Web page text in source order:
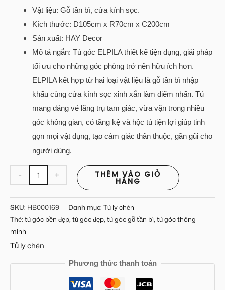
Vật liệu: Gỗ tần bì, cửa kính sọc.
Kích thước: D105cm x R70cm x C200cm
Sản xuất: HAY Decor
Mô tả ngắn: Tủ góc ELPILA thiết kế tiện dụng, giải pháp
tối ưu cho những góc phòng trở nên hữu ích hơn.
ELPILA kết hợp từ hai loại vật liệu là gỗ tần bì nhập
khẩu cùng cửa kính sọc xinh xắn làm điểm nhấn. Tủ
mang dáng vẻ lăng trụ tam giác, vừa vặn trong nhiều
góc không gian, có tầng kệ và hộc tủ tiện lợi giúp tinh
gọn mọi vật dụng, tạo cảm giác thân thuộc, gần gũi cho
người dùng.
- + THÊM VÀO GIỎ
HÀNG
SKU: HB000169 Danh mục: Tủ ly chén
Thẻ: tủ góc bền đẹp, tủ góc đẹp, tủ góc gỗ tần bì, tủ góc thông
minh
Tủ ly chén
Phương thức thanh toán